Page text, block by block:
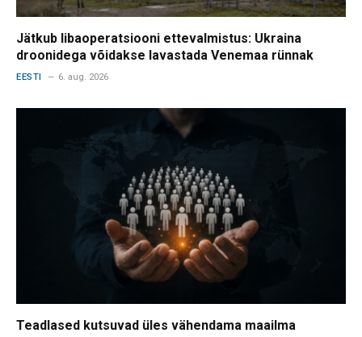
Jätkub libaoperatsiooni ettevalmistus: Ukraina
droonidega võidakse lavastada Venemaa rünnak
EESTI 6. aug. 2026
Teadlased kutsuvad üles vähendama maailma